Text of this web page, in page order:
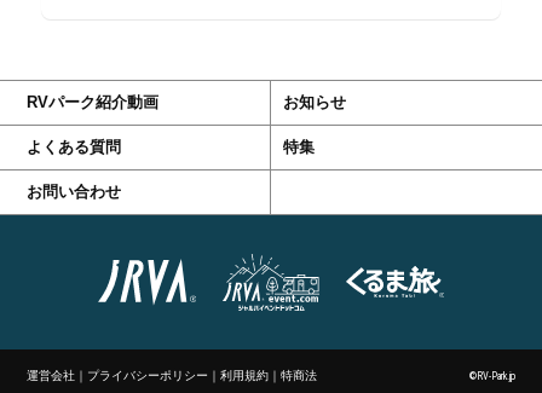
RVパーク紹介動画 お知らせ
よくある質問 特集
お問い合わせ
運営会社 ｜ プライバシーポリシー ｜利用規約 ｜特商法 ©RV-Park.jp